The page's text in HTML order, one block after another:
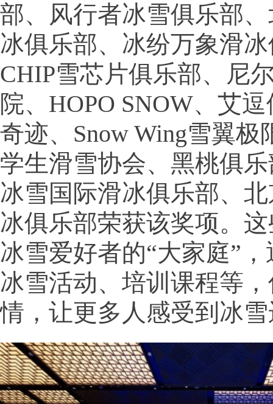
部、风行者冰雪俱乐部
冰俱乐部、冰纷万象滑
CHIP雪芯片俱乐部、尼
院、HOPO SNOW、艾
奇迹、Snow Wing雪翼极
学生滑雪协会、黑桃俱
冰雪国际滑冰俱乐部、
冰俱乐部荣获该奖项。
冰雪爱好者的“大家庭”
冰雪活动、培训课程等
情，让更多人感受到冰